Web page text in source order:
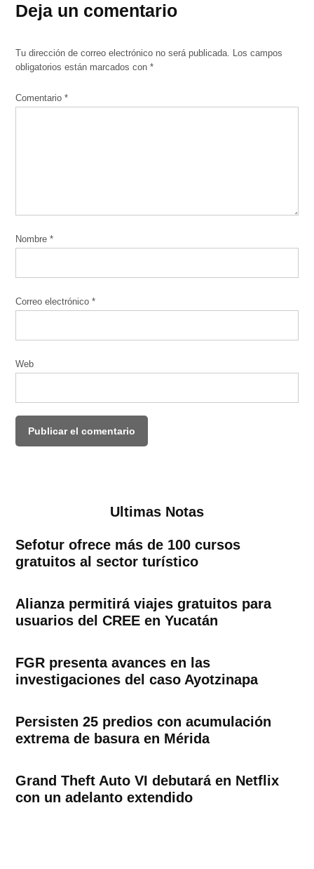
Deja un comentario
Tu dirección de correo electrónico no será publicada. Los campos
obligatorios están marcados con*
Comentario*
Nombre*
Correo electrónico*
Web
Ultimas Notas
Sefotur ofrece más de 100 cursos
gratuitos al sector turístico
Alianza permitirá viajes gratuitos para
usuarios del CREE en Yucatán
FGR presenta avances en las
investigaciones del caso Ayotzinapa
Persisten 25 predios con acumulación
extrema de basura en Mérida
Grand Theft Auto VI debutará en Netflix
con un adelanto extendido